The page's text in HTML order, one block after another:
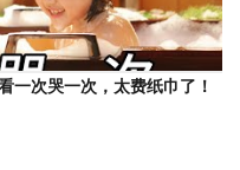
一次哭一次，太费纸巾了！